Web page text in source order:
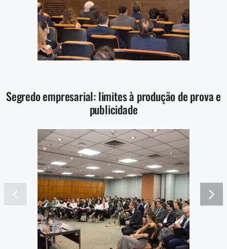
Segredo empresarial: limites à produção de prova e
publicidade